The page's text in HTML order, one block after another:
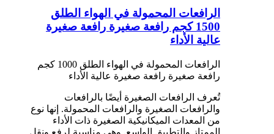
الرافعات المحمولة في الهواء الطلق
1500 كجم رافعة صغيرة رافعة صغيرة
عالية الأداء
الرافعات المحمولة في الهواء الطلق 1000 كجم
رافعة صغيرة رافعة صغيرة عالية الأداء
تُعرف الرافعات الصغيرة أيضًا بالرافعات
والرافعات الصغيرة والرافعات المحمولة. إنها نوع
من المعدات الميكانيكية الصغيرة ذات الأداء
الممتاز والتطبيق الواسع. وهي مناسبة لرفع ونقل